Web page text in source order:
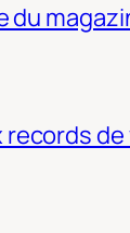
du